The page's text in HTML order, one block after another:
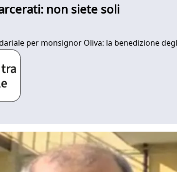
non siete soli
per monsignor Oliva: la benedizione